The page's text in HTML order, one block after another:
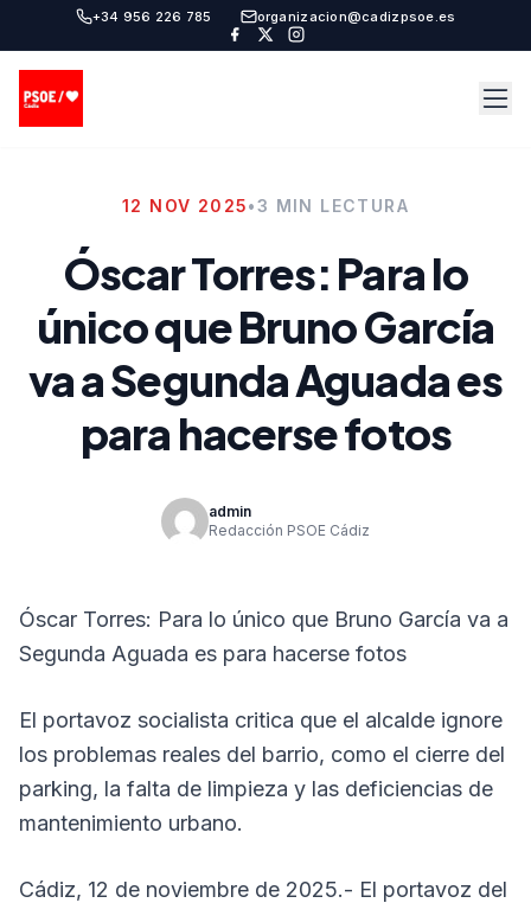
+34 956 226 785 organizacion@cadizpsoe.es
12 NOV 2025•3 MIN LECTURA
Óscar Torres: Para lo
único que Bruno García
va a Segunda Aguada es
para hacerse fotos
admin
Redacción PSOE Cádiz
Óscar Torres: Para lo único que Bruno García va a
Segunda Aguada es para hacerse fotos
El portavoz socialista critica que el alcalde ignore
los problemas reales del barrio, como el cierre del
parking, la falta de limpieza y las deficiencias de
mantenimiento urbano.
Cádiz, 12 de noviembre de 2025.- El portavoz del